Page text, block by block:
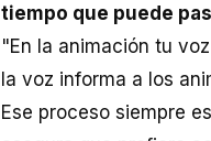
tiempo que puede
"En la animación tu
la voz informa a los
Ese proceso siempre